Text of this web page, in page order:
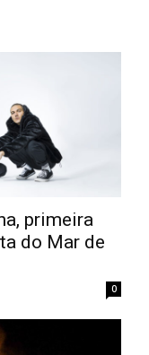
primeira
do Mar de
0